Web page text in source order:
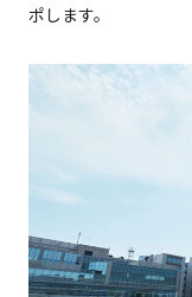
ポします。